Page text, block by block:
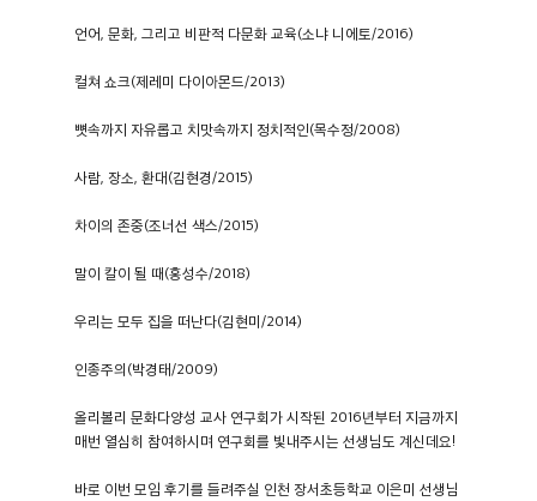
언어, 문화, 그리고 비판적 다문화 교육(소냐 니에토/2016)
컬쳐 쇼크(제레미 다이아몬드/2013)
뼛속까지 자유롭고 치맛속까지 정치적인(목수정/2008)
사람, 장소, 환대(김현경/2015)
차이의 존중(조너선 색스/2015)
말이 칼이 될 때(홍성수/2018)
우리는 모두 집을 떠난다(김현미/2014)
인종주의(박경태/2009)
올리볼리 문화다양성 교사 연구회가 시작된 2016년부터 지금까지
매번 열심히 참여하시며 연구회를 빛내주시는 선생님도 계신데요!
바로 이번 모임 후기를 들려주실 인천 장서초등학교 이은미 선생님